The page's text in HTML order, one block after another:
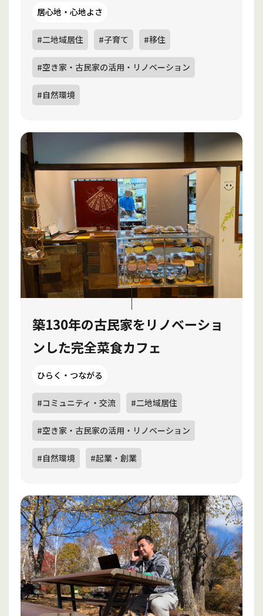
居心地・心地よさ
#二地域居住 #子育て #移住
#空き家・古民家の活用・リノベーション
#自然環境
築130年の古民家をリノベーショ
ンした完全菜食カフェ
ひらく・つながる
#コミュニティ・交流 #二地域居住
#空き家・古民家の活用・リノベーション
#自然環境 #起業・創業